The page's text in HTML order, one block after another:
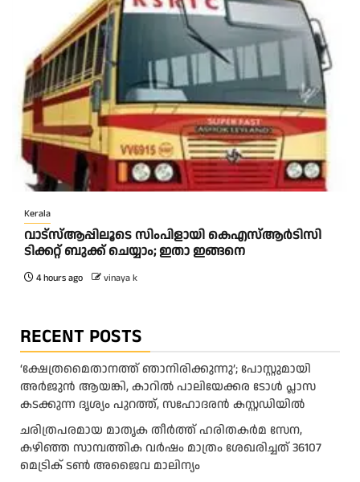
Kerala
വാട്‌സ്ആപ്പിലൂടെ സിംപിളായി കെഎസ്ആര്‍ടിസി
ടിക്കറ്റ് ബുക്ക് ചെയ്യാം; ഇതാ ഇങ്ങനെ
4 hours ago vinaya k
RECENT POSTS
‘ക്ഷേത്രമൈതാനത്ത് ഞാനിരിക്കുന്നു’; പോസ്റ്റുമായി
അർജുൻ ആയങ്കി, കാറിൽ പാലിയേക്കര ടോൾ പ്ലാസ
കടക്കുന്ന ദൃശ്യം പുറത്ത്, സഹോദരൻ കസ്റ്റഡിയിൽ
ചരിത്രപരമായ മാതൃക തീര്‍ത്ത് ഹരിതകര്‍മ സേന,
കഴിഞ്ഞ സാമ്പത്തിക വര്‍ഷം മാത്രം ശേഖരിച്ചത് 36107
മെട്രിക് ടണ്‍ അജൈവ മാലിന്യം